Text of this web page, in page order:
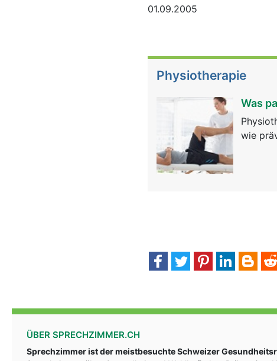
01.09.2005
Physiotherapie
Was
wie
ÜBER SPRECHZIMMER.CH
Sprechzimmer ist der meistbesuchte Schweizer